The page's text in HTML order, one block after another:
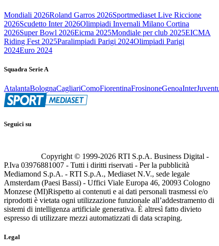
Mondiali 2026Roland Garros 2026Sportmediaset Live Riccione
2026Scudetto Inter 2026Olimpiadi Invernali Milano Cortina
2026Super Bowl 2026Eicma 2025Mondiale per club 2025EICMA
Riding Fest 2025Paralimpiadi Parigi 2024Olimpiadi Parigi
2024Euro 2024
Squadra Serie A
AtalantaBolognaCagliariComoFiorentinaFrosinoneGenoaInter
Seguici su
Copyright © 1999-2026 RTI S.p.A. Business Digital -
P.Iva 03976881007 - Tutti i diritti riservati - Per la pubblicità
Mediamond S.p.A. - RTI S.p.A., Mediaset N.V., sede legale
Amsterdam (Paesi Bassi) - Uffici Viale Europa 46, 20093 Cologno
Monzese (MI)Rispetto ai contenuti e ai dati personali trasmessi e/o
riprodotti è vietata ogni utilizzazione funzionale all’addestramento di
sistemi di intelligenza artificiale generativa. È altresì fatto divieto
espresso di utilizzare mezzi automatizzati di data scraping.
Legal